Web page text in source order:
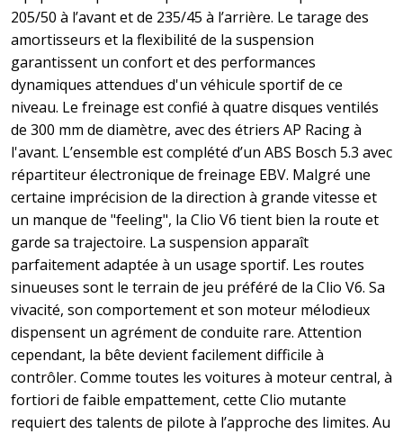
205/50 à l’avant et de 235/45 à l’arrière. Le tarage des
amortisseurs et la flexibilité de la suspension
garantissent un confort et des performances
dynamiques attendues d'un véhicule sportif de ce
niveau. Le freinage est confié à quatre disques ventilés
de 300 mm de diamètre, avec des étriers AP Racing à
l'avant. L’ensemble est complété d’un ABS Bosch 5.3 avec
répartiteur électronique de freinage EBV. Malgré une
certaine imprécision de la direction à grande vitesse et
un manque de "feeling", la Clio V6 tient bien la route et
garde sa trajectoire. La suspension apparaît
parfaitement adaptée à un usage sportif. Les routes
sinueuses sont le terrain de jeu préféré de la Clio V6. Sa
vivacité, son comportement et son moteur mélodieux
dispensent un agrément de conduite rare. Attention
cependant, la bête devient facilement difficile à
contrôler. Comme toutes les voitures à moteur central, à
fortiori de faible empattement, cette Clio mutante
requiert des talents de pilote à l’approche des limites. Au